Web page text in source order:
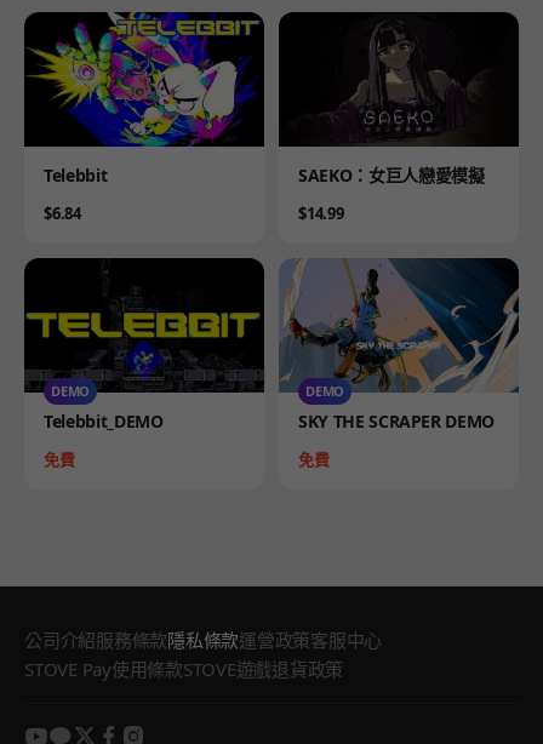
Product
Telebbit
Price
$6.84
Product
SAEKO：女巨人戀愛模擬
Price
$14.99
DEMO
Product
Telebbit_DEMO
Price
免費
DEMO
Product
SKY THE SCRAPER DEMO
Price
免費
公司介紹服務條款隱私條款運營政策客服中心
STOVE Pay使用條款STOVE遊戲退貨政策
youtube
kakao
twitter
facebook
instagram